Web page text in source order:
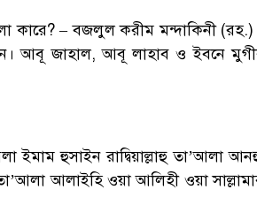
কারে? – বজলুল করীম মন্দাকিনী
আবূ জাহাল, আবূ লাহাব ও ইবনে
ইমাম হুসাইন রাদ্বিয়াল্লাহু তা’আলা
আলাইহি ওয়া আলিহী ওয়া